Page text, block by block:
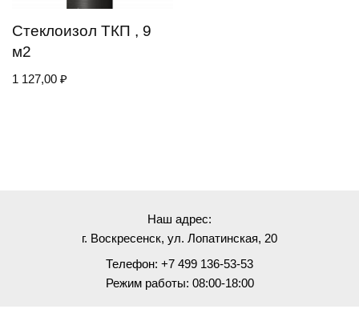
Стеклоизол ТКП , 9
м2
1 127,00 ₽
Наш адрес:
г. Воскресенск, ул. Лопатинская, 20
Телефон: +7 499 136-53-53
Режим работы: 08:00-18:00